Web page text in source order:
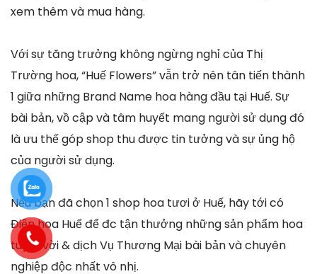
xem thêm và mua hàng.
Với sự tăng trưởng không ngừng nghỉ của Thị
Trường hoa, “Huế Flowers” vẫn trở nên tân tiến thành
1 giữa những Brand Name hoa hàng đầu tại Huế. Sự
bài bản, vồ cập và tâm huyết mang người sử dụng đó
là ưu thế góp shop thu được tin tưởng và sự ủng hộ
của người sử dụng.
Nếu bạn đã chọn 1 shop hoa tươi ở Huế, hãy tới có
Điện hoa Huế để đc tận thưởng những sản phẩm hoa
tuyệt vời & dịch Vụ Thương Mại bài bản và chuyên
nghiệp độc nhất vô nhị.